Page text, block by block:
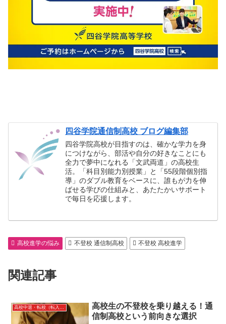
四谷学院通信制高校 ブログ編集部
四谷学院高校が目指すのは、確かな学力を身
につけながら、部活や自分の好きなことにも
全力で夢中になれる「文武両道」の高校生
活。「科目別能力別授業」と「55段階個別指
導」のダブル教育をベースに、誰もが力を伸
ばせる学びの仕組みと、あたたかいサポート
で毎日を応援します。
高校進学の悩み 不登校 通信制高校 不登校 高校進学
関連記事
高校中退・転校（転入・編入）
高校生の不登校を乗り越える！通
信制高校という前向きな選択